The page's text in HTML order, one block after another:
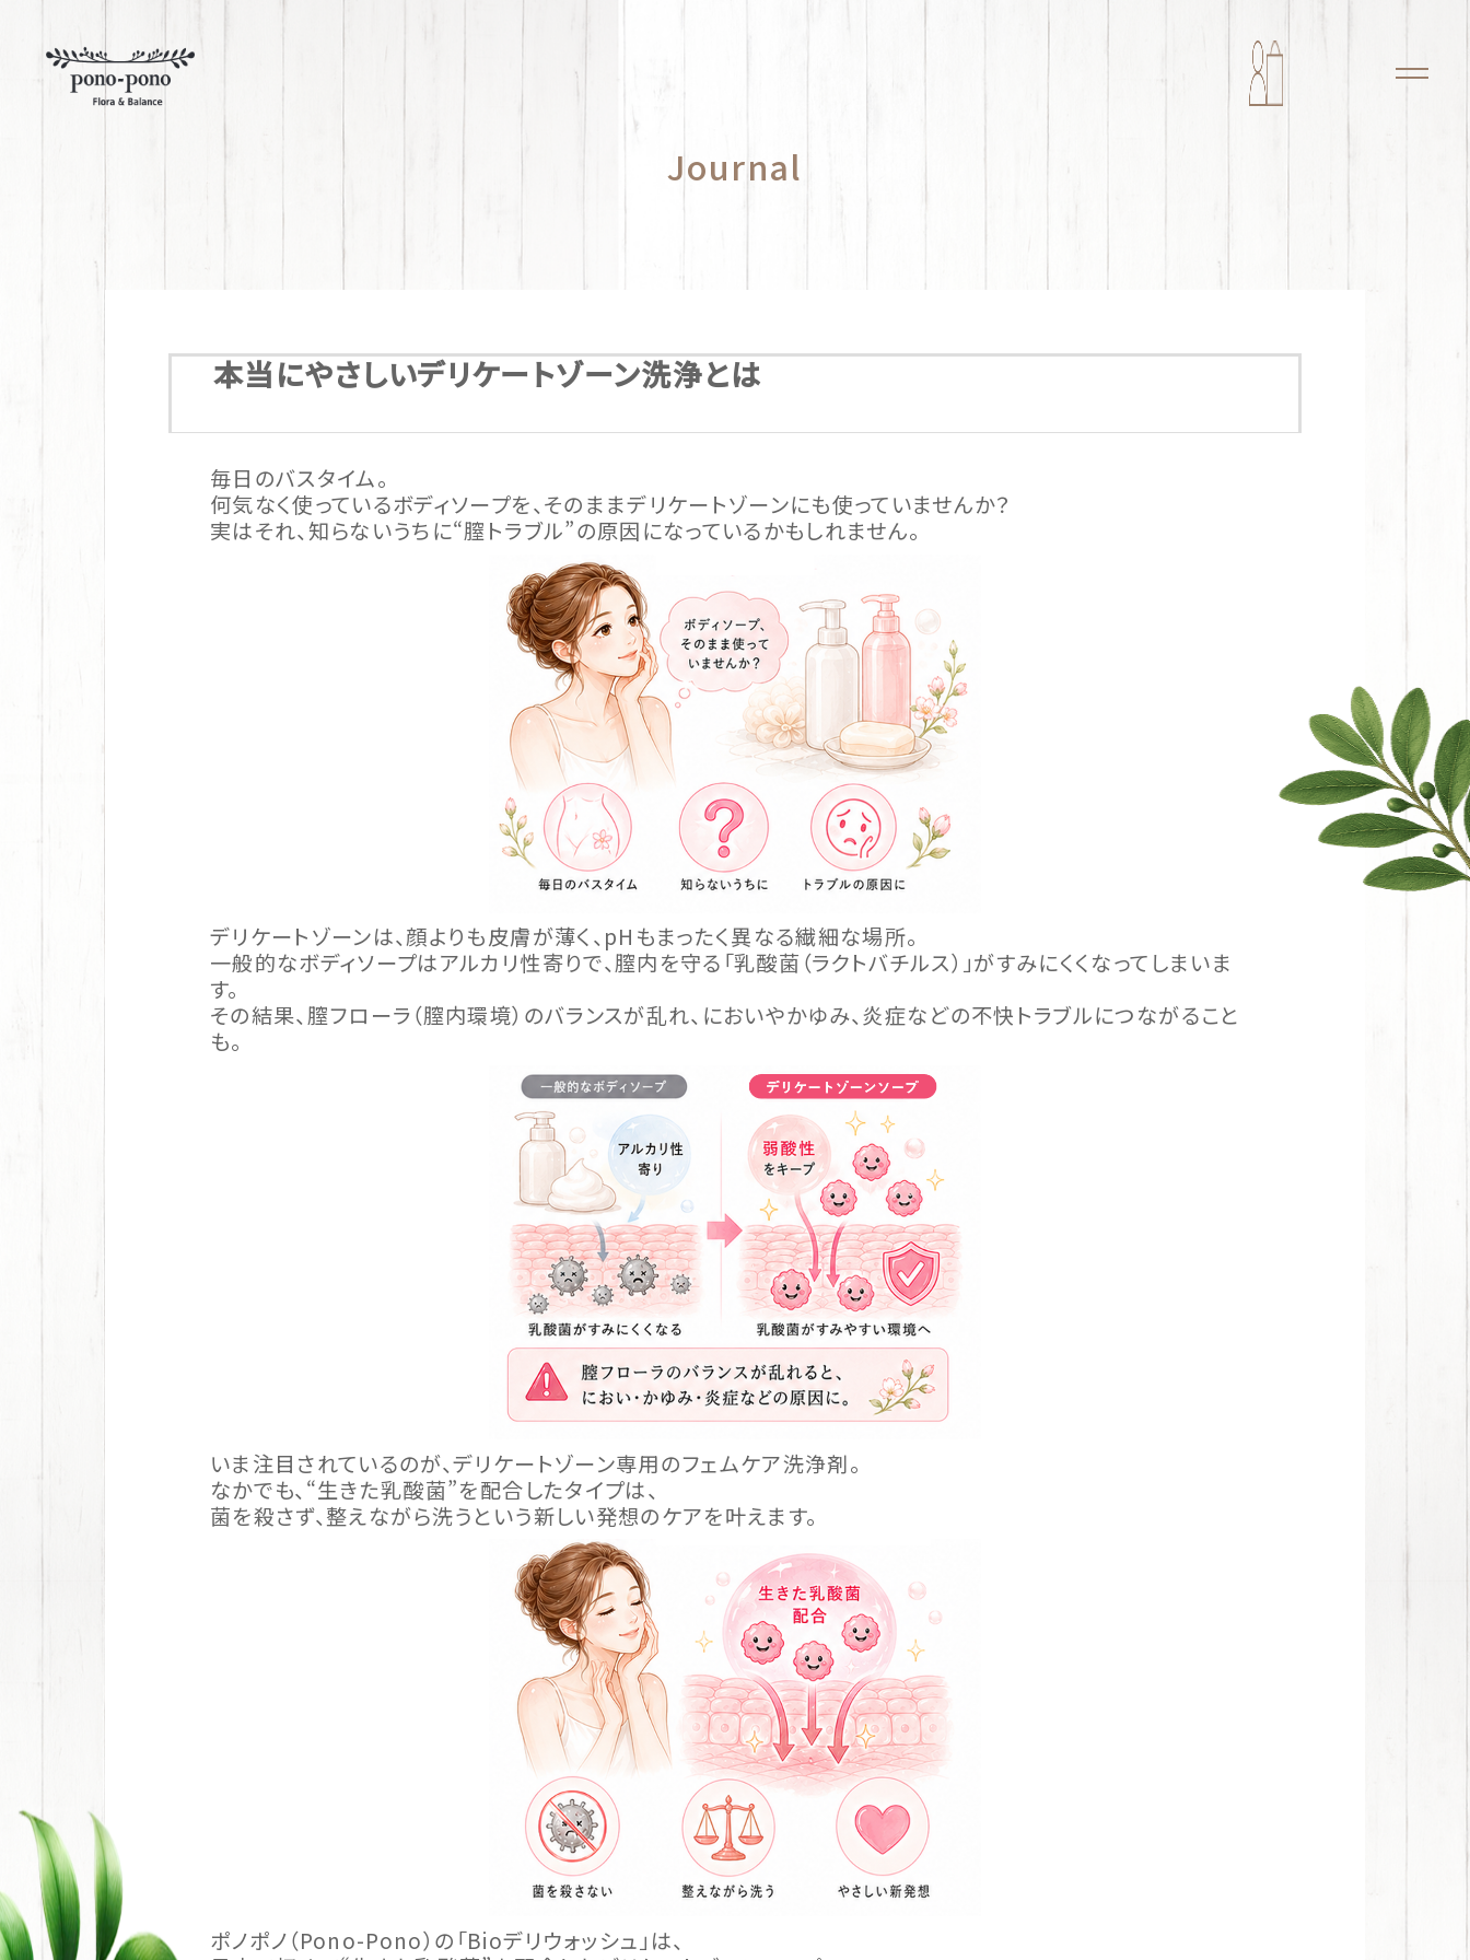
Journal
本当にやさしいデリケートゾーン洗浄とは
毎日のバスタイム。
何気なく使っているボディソープを、そのままデリケートゾーンにも使っていませんか？
実はそれ、知らないうちに“膣トラブル”の原因になっているかもしれません。
デリケートゾーンは、顔よりも皮膚が薄く、pHもまったく異なる繊細な場所。
一般的なボディソープはアルカリ性寄りで、膣内を守る「乳酸菌（ラクトバチルス）」がすみにくくなってしまいま
す。
その結果、膣フローラ（膣内環境）のバランスが乱れ、においやかゆみ、炎症などの不快トラブルにつながること
も。
いま注目されているのが、デリケートゾーン専用のフェムケア洗浄剤。
なかでも、“生きた乳酸菌”を配合したタイプは、
菌を殺さず、整えながら洗うという新しい発想のケアを叶えます。
ポノポノ（Pono-Pono）の「Bioデリウォッシュ」は、